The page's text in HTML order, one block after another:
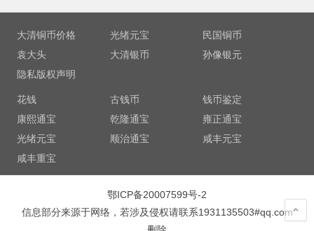
大清铜币价格 光绪元宝
民国铜币
袁大头
大清银币
孙像银元
隐私版权声明
花钱 古钱币
钱币鉴定
康熙通宝
乾隆通宝
雍正通宝
光绪元宝
顺治通宝
咸丰元宝
咸丰重宝
鄂ICP备20007599号-2
信息部分来源于网络，若涉及侵权请联系1931135503#qq.com